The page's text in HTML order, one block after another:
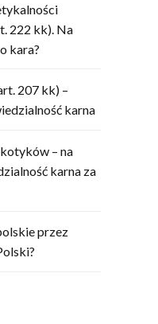
222 kk). Na
kara?
207 kk) –
karna
– na
karna za
przez